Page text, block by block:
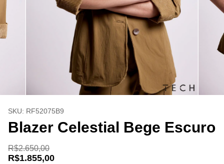
SKU: RF52075B9
Blazer Celestial Bege Escuro
R$2.650,00
R$1.855,00